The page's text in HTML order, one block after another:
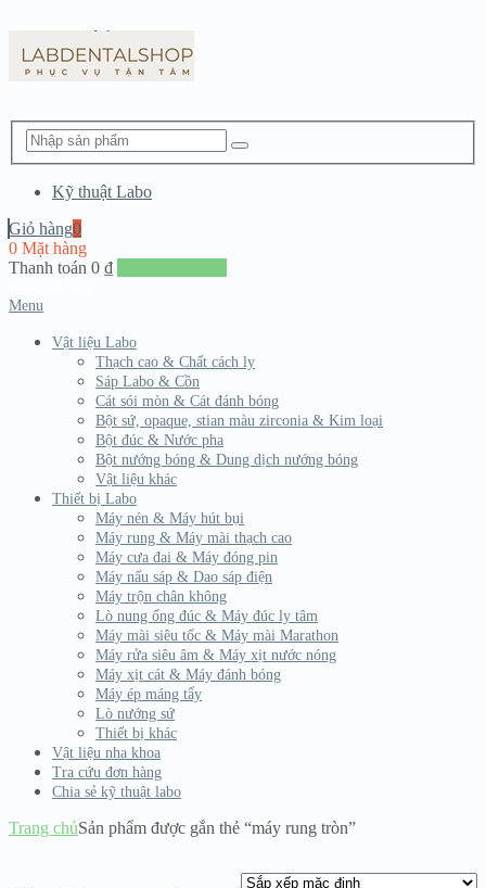
Kỹ thuật Labo
Giỏ hàng0
0 Mặt hàng
Thanh toán 0 ₫
Menu
Vật liệu Labo
Thạch cao & Chất cách ly
Sáp Labo & Cồn
Cát sói mòn & Cát đánh bóng
Bột sứ, opaque, stian màu zirconia & Kim loại
Bột đúc & Nước pha
Bột nướng bóng & Dung dịch nướng bóng
Vật liệu khác
Thiết bị Labo
Máy nén & Máy hút bụi
Máy rung & Máy mài thạch cao
Máy cưa đai & Máy đóng pin
Máy nấu sáp & Dao sáp điện
Máy trộn chân không
Lò nung ống đúc & Máy đúc ly tâm
Máy mài siêu tốc & Máy mài Marathon
Máy rửa siêu âm & Máy xịt nước nóng
Máy xịt cát & Máy đánh bóng
Máy ép máng tẩy
Lò nướng sứ
Thiết bị khác
Vật liệu nha khoa
Tra cứu đơn hàng
Chia sẻ kỹ thuật labo
Trang chủSản phẩm được gắn thẻ “máy rung tròn”